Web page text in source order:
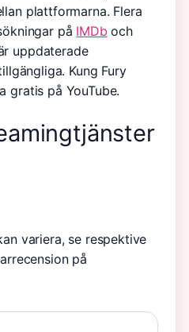
plattformarna. Flera
på IMDb och
uppdaterade
Kung Fury
gratis på YouTube.
variera, se respektive
på